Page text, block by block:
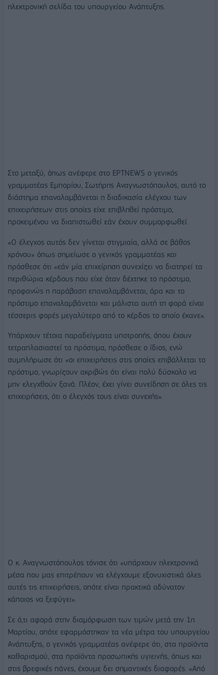
ηλεκτρονική σελίδα του υπουργείου Ανάπτυξης.
Στο μεταξύ, όπως ανέφερε στο ΕΡΤNEWS ο γενικός
γραμματέας Εμπορίου, Σωτήρης Αναγνωστόπουλος, αυτό το
διάστημα επαναλαμβάνεται η διαδικασία ελέγχου των
επιχειρήσεων στις οποίες είχε επιβληθεί πρόστιμο,
προκειμένου να διαπιστωθεί εάν έχουν συμμορφωθεί.
«Ο έλεγχος αυτός δεν γίνεται στιγμιαία, αλλά σε βάθος
χρόνου» όπως σημείωσε ο γενικός γραμματέας και
πρόσθεσε ότι «εάν μία επιχείρηση συνεχίζει να διατηρεί τα
περιθώρια κέρδους που είχε όταν δέχτηκε το πρόστιμο,
προφανώς η παράβαση επαναλαμβάνεται, άρα και το
πρόστιμο επαναλαμβάνεται και μάλιστα αυτή τη φορά είναι
τέσσερις φορές μεγαλύτερο από το κέρδος το οποίο έκανε».
Υπάρχουν τέτοια παραδείγματα υποτροπής, όπου έχουν
τετραπλασιαστεί τα πρόστιμα, πρόσθεσε ο ίδιος, ενώ
συμπλήρωσε ότι «οι επιχειρήσεις στις οποίες επιβάλλεται το
πρόστιμο, γνωρίζουν ακριβώς ότι είναι πολύ δύσκολο να
μην ελεγχθούν ξανά. Πλέον, έχει γίνει συνείδηση σε όλες τις
επιχειρήσεις, ότι ο έλεγχός τους είναι συνεχής».
Ο κ. Αναγνωστόπουλος τόνισε ότι «υπάρχουν ηλεκτρονικά
μέσα που μας επιτρέπουν να ελέγχουμε εξονυχιστικά όλες
αυτές τις επιχειρήσεις, οπότε είναι πρακτικά αδύνατον
κάποιος να ξεφύγει».
Σε ό,τι αφορά στην διαμόρφωση των τιμών μετά την 1η
Μαρτίου, οπότε εφαρμόστηκαν τα νέα μέτρα του υπουργείου
Ανάπτυξης, ο γενικός γραμματέας ανέφερε ότι, στα προϊόντα
καθαρισμού, στα προϊόντα προσωπικής υγιεινής, όπως και
στις βρεφικές πάνες, έχουμε δει σημαντικές διαφορές. «Από